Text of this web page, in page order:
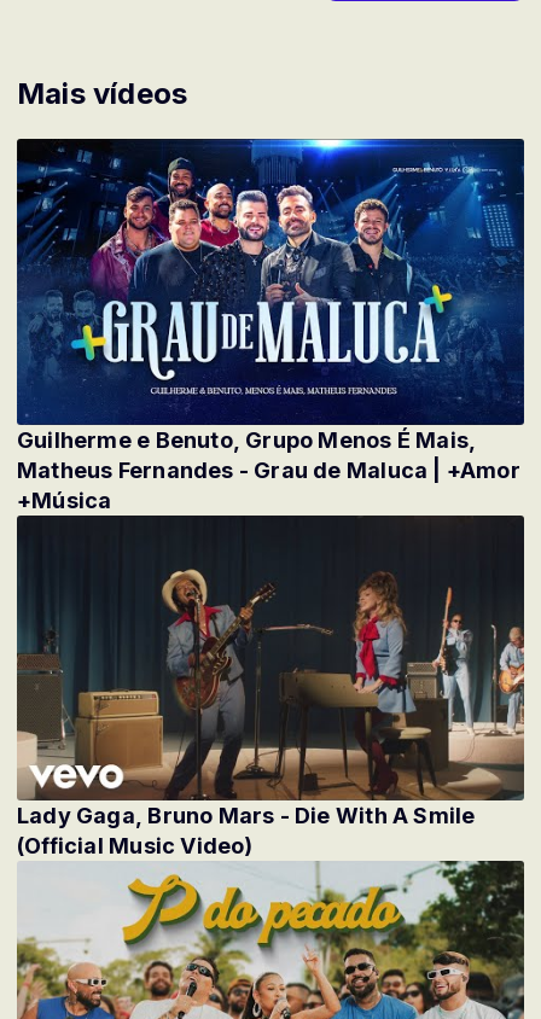
Mais vídeos
Guilherme e Benuto, Grupo Menos É Mais,
Matheus Fernandes - Grau de Maluca | +Amor
+Música
Lady Gaga, Bruno Mars - Die With A Smile
(Official Music Video)